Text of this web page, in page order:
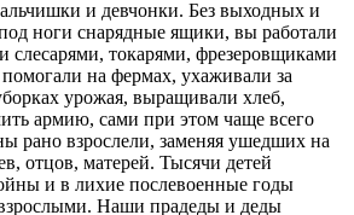
и девчонки. Без выходных и
ноги снарядные ящики, вы работали
слесарями, токарями, фрезеровщиками
на фермах, ухаживали за
урожая, выращивали хлеб,
армию, сами при этом чаще всего
рано взрослели, заменяя ушедших на
отцов, матерей. Тысячи детей
и в лихие послевоенные годы
Наши прадеды и деды